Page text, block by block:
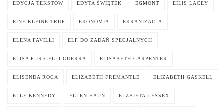
EDYCJA TEKSTÓW EDYTA ŚWIĘTEK EGMONT EILIS LACEY
EINE KLEINE TRUP EKONOMIA EKRANIZACJA
ELENA FAVILLI ELF DO ZADAŃ SPECJALNYCH
ELISA PURICELLI GUERRA ELISABETH CARPENTER
ELISENDA ROCA ELIZABETH FREMANTLE ELIZABETH GASKELL
ELLE KENNEDY ELLEN HAUN ELŻBIETA I ESSEX